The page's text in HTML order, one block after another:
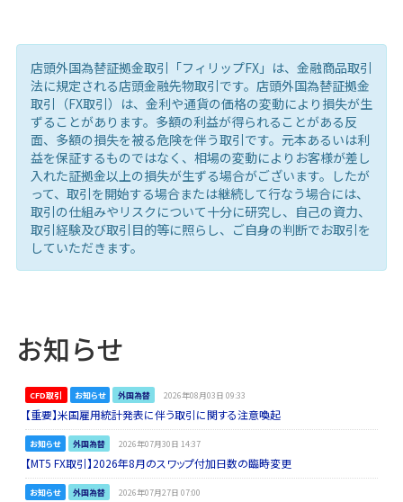
店頭外国為替証拠金取引「フィリップFX」は、金融商品取引
法に規定される店頭金融先物取引です。店頭外国為替証拠金
取引（FX取引）は、金利や通貨の価格の変動により損失が生
ずることがあります。多額の利益が得られることがある反
面、多額の損失を被る危険を伴う取引です。元本あるいは利
益を保証するものではなく、相場の変動によりお客様が差し
入れた証拠金以上の損失が生ずる場合がございます。したが
って、取引を開始する場合または継続して行なう場合には、
取引の仕組みやリスクについて十分に研究し、自己の資力、
取引経験及び取引目的等に照らし、ご自身の判断でお取引を
していただきます。
お知らせ
CFD取引 お知らせ 外国為替 2026年08月03日 09:33
【重要】米国雇用統計発表に伴う取引に関する注意喚起
お知らせ 外国為替 2026年07月30日 14:37
【MT5 FX取引】2026年8月のスワップ付加日数の臨時変更
お知らせ 外国為替 2026年07月27日 07:00